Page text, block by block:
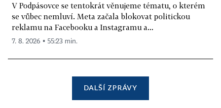
V Podpásovce se tentokrát věnujeme tématu, o kterém
se vůbec nemluví. Meta začala blokovat politickou
reklamu na Facebooku a Instagramu a...
7. 8. 2026 ▪ 55:23 min.
DALŠÍ ZPRÁVY